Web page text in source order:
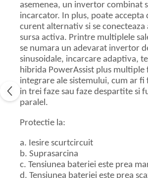
asemenea, un invertor combinat
incarcator. In plus, poate
curent alternativ si se conecteaza
sursa activa. Printre multiplele
se numara un adevarat invertor
sinusoidale, incarcare adaptiva,
hibrida PowerAssist plus multiple
integrare ale sistemului, cum ar
in trei faze sau faze despartite si
paralel.
Protectie la:
a. Iesire scurtcircuit
b. Suprasarcina
c. Tensiunea bateriei este prea
d. Tensiunea bateriei este prea